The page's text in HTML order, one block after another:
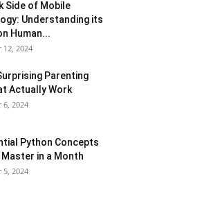
Side of Mobile
Understanding its
Human...
12, 2024
Parenting
Actually Work
6, 2024
Python Concepts
Master in a Month
5, 2024